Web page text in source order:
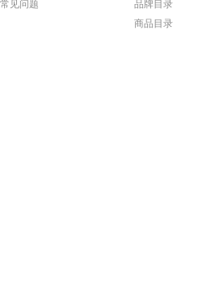
常见问题
品牌目录
商品目录